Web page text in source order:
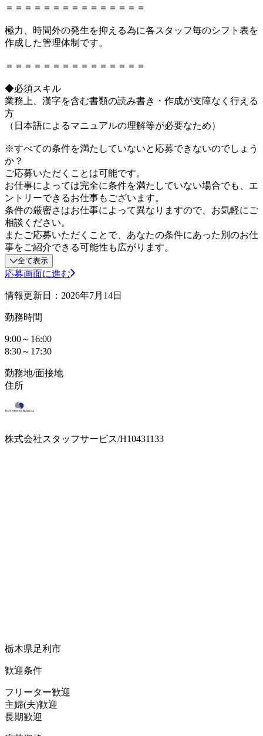
＝＝＝＝＝＝＝＝＝＝＝＝＝＝＝
極力、時間外の発生を抑える為に各スタッフ毎のシフト表を
作成した管理体制です。
＝＝＝＝＝＝＝＝＝＝＝＝＝＝＝
◆必須スキル
業務上、漢字を含む書類の読み書き・作成が支障なく行える
方
（日本語によるマニュアルの理解等が必要なため）
※すべての条件を満たしていないと応募できないのでしょう
か？
ご応募いただくことは可能です。
お仕事によっては完全に条件を満たしていない場合でも、エ
ントリーできるお仕事もございます。
条件の厳密さはお仕事によって異なりますので、お気軽にご
相談ください。
またご応募いただくことで、あなたの条件にあった別のお仕
事をご紹介できる可能性も広がります。
全て表示
応募画面に進む
情報更新日：2026年7月14日
勤務時間
9:00～16:00
8:30～17:30
勤務地/面接地
住所
株式会社スタッフサービス/H10431133
栃木県足利市
歓迎条件
フリーター歓迎
主婦(夫)歓迎
長期歓迎